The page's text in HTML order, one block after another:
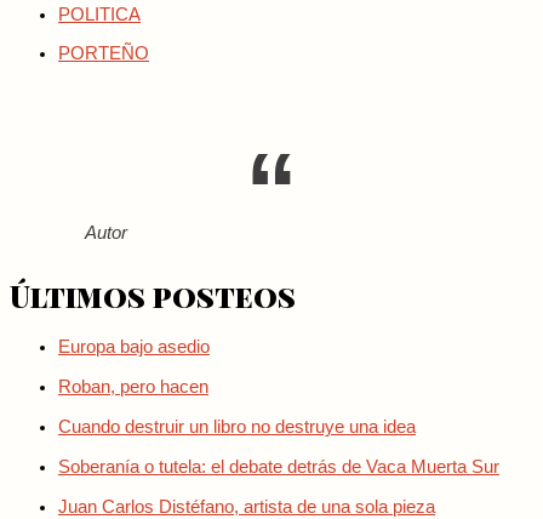
POLITICA
PORTEÑO
Autor
Últimos posteos
Europa bajo asedio
Roban, pero hacen
Cuando destruir un libro no destruye una idea
Soberanía o tutela: el debate detrás de Vaca Muerta Sur
Juan Carlos Distéfano, artista de una sola pieza